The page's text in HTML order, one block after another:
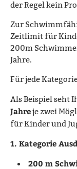
der Regel kein
Zur
Zeitlimit für
200m
Jahre.
Für jede
Als Beispiel seht
Jahreje zwei
für Kinder und
1. Kategorie
200 m